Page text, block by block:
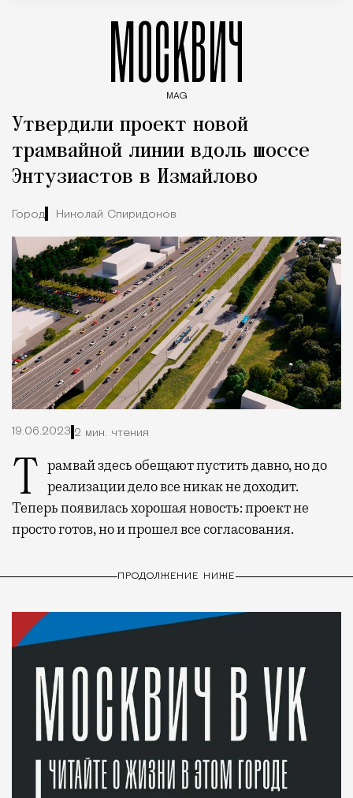
МОСКВИЧ
MAG
Утвердили проект новой
трамвайной линии вдоль шоссе
Энтузиастов в Измайлово
Город Николай Спиридонов
19.06.2023 2 мин. чтения
Трамвай здесь обещают пустить давно, но до реализации дело все никак не доходит.
Теперь появилась хорошая новость: проект не
просто готов, но и прошел все согласования.
ПРОДОЛЖЕНИЕ НИЖЕ